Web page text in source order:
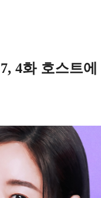
4화 호스트에